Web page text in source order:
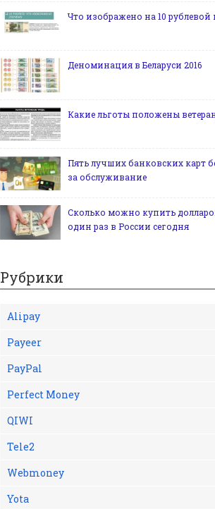
Что изображено на 10 рублевой
Деноминация в Беларуси 2016
Какие льготы положены
Пять лучших банковских карт
за обслуживание
Сколько можно купить
один раз в России сегодня
Рубрики
Alipay
Payeer
PayPal
Perfect Money
QIWI
Tele2
Webmoney
Yota